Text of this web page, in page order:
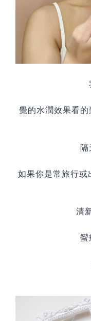
覺的水潤效果看的
如果你是常旅行或
清
蠻